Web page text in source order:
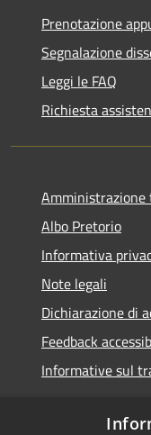
Prenotazione
Segnalazione
Leggi le FAQ
Richiesta
Albo Pretorio
Informativa
Note legali
Dichiarazione di
Feedback
Informative sul